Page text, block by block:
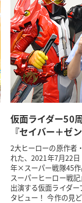
仮面ライダー50
『セイバー＋ゼ
2大ヒーローの原作者
れた、2021年7月22
年×スーパー戦隊45作
スーパーヒーロー戦
出演する仮面ライダ
タビュー！ 今作の見